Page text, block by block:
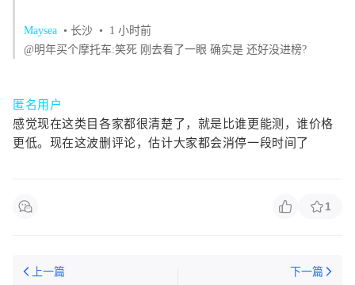
Maysea • 长沙 • 1 小时前
@明年买个摩托车:笑死 刚去看了一眼 确实是 还好没进榜?
匿名用户
感觉现在这类目各家都很清楚了，就是比谁更能测，谁价格
更低。现在这波删评论，估计大家都会消停一段时间了
1
上一篇
下一篇